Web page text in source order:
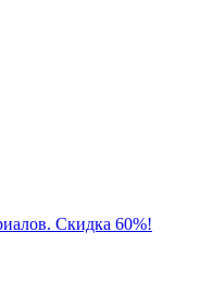
Скидка 60%!